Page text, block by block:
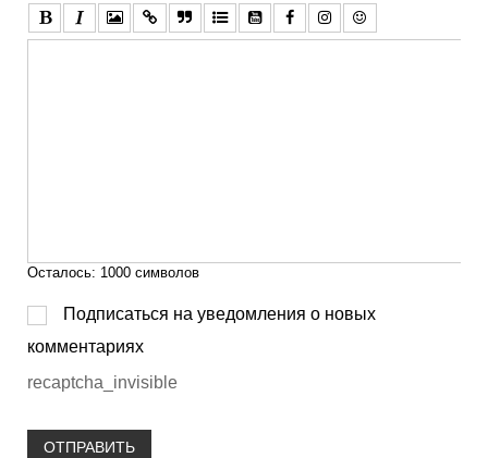
Осталось: 1000 символов
Подписаться на уведомления о новых
комментариях
recaptcha_invisible
ОТПРАВИТЬ